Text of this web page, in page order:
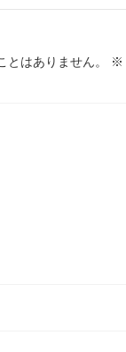
とはありません。 ※